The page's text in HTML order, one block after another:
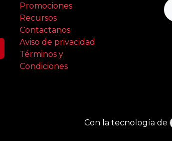
Promociones
Recursos
Contactanos
Aviso de privacidad
Términos y
Condiciones
Con la tecnología de